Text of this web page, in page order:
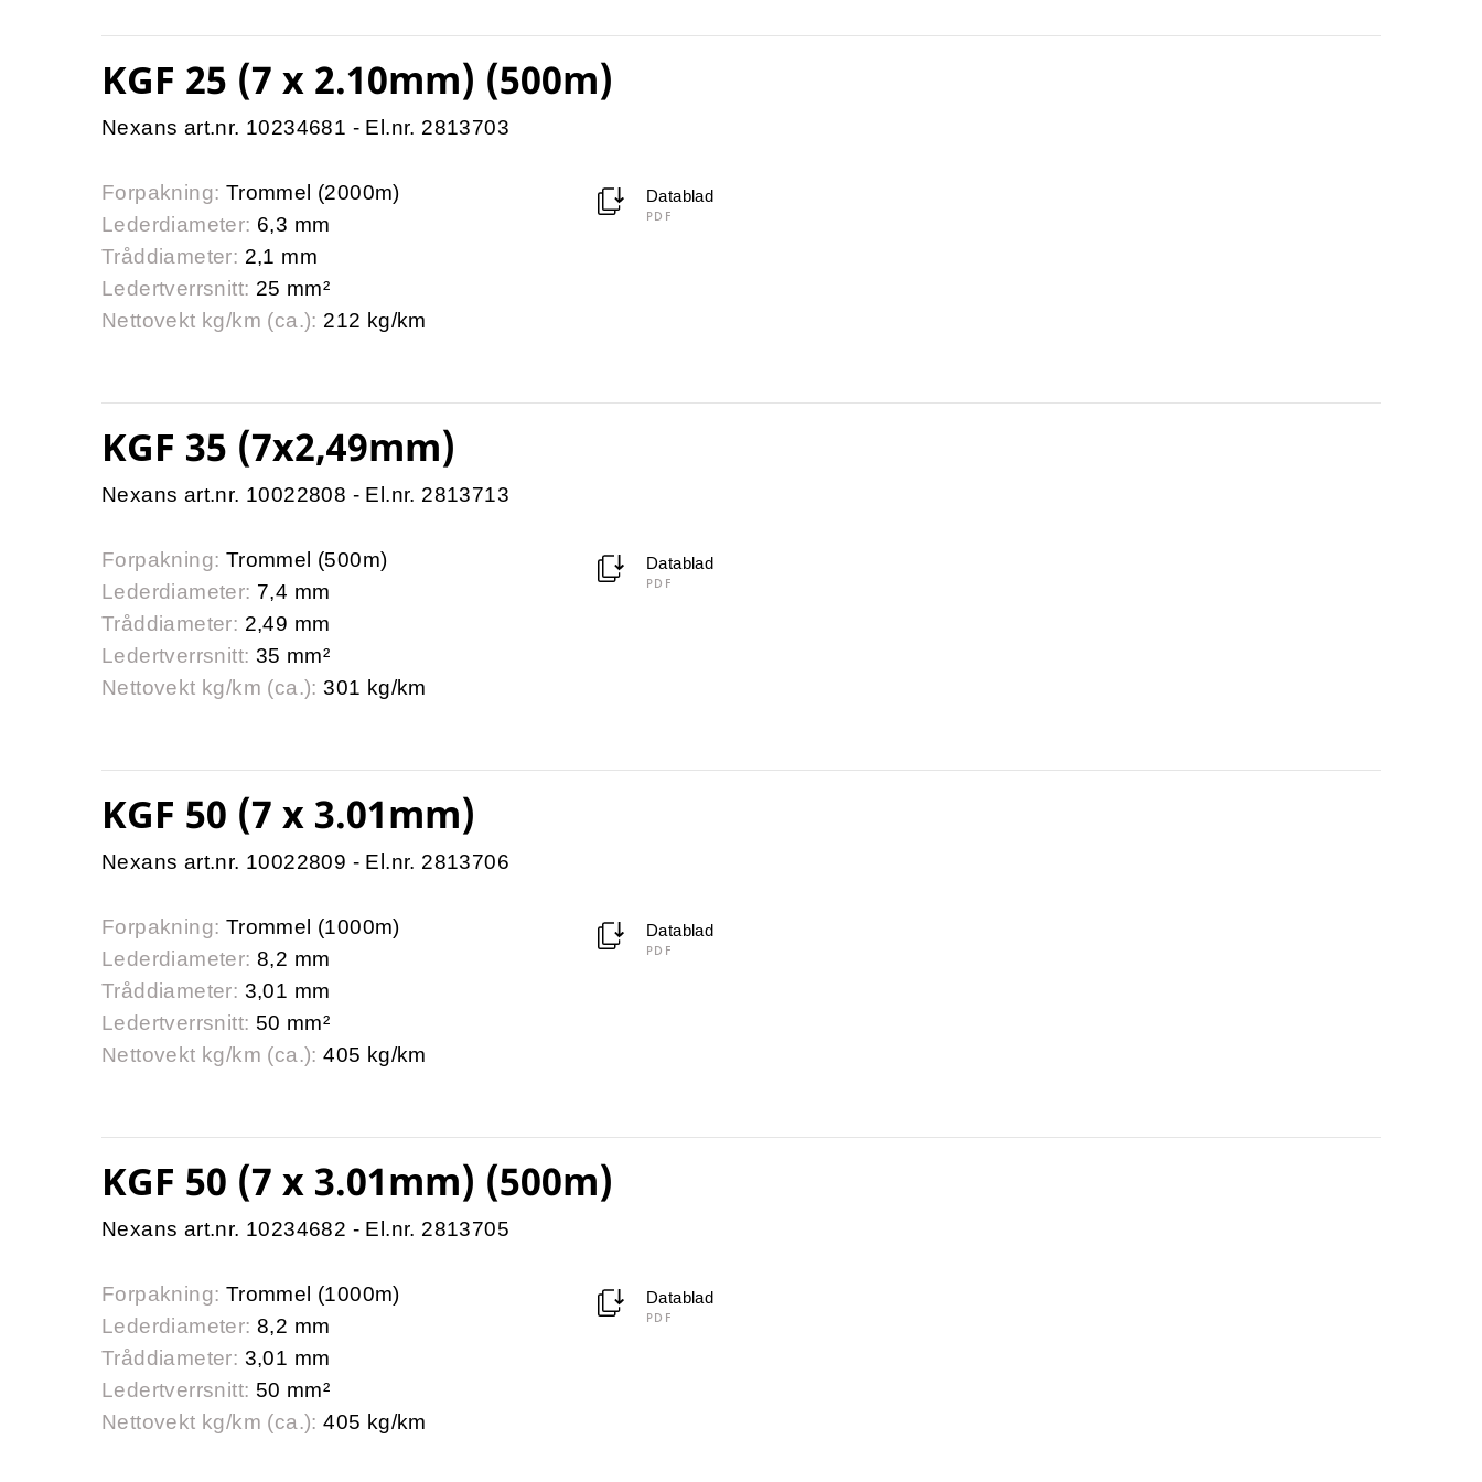
KGF 25 (7 x 2.10mm) (500m)
Nexans art.nr. 10234681 - El.nr. 2813703
Forpakning: Trommel (2000m)
Lederdiameter: 6,3 mm
Tråddiameter: 2,1 mm
Ledertverrsnitt: 25 mm²
Nettovekt kg/km (ca.): 212 kg/km
Datablad
PDF
KGF 35 (7x2,49mm)
Nexans art.nr. 10022808 - El.nr. 2813713
Forpakning: Trommel (500m)
Lederdiameter: 7,4 mm
Tråddiameter: 2,49 mm
Ledertverrsnitt: 35 mm²
Nettovekt kg/km (ca.): 301 kg/km
Datablad
PDF
KGF 50 (7 x 3.01mm)
Nexans art.nr. 10022809 - El.nr. 2813706
Forpakning: Trommel (1000m)
Lederdiameter: 8,2 mm
Tråddiameter: 3,01 mm
Ledertverrsnitt: 50 mm²
Nettovekt kg/km (ca.): 405 kg/km
Datablad
PDF
KGF 50 (7 x 3.01mm) (500m)
Nexans art.nr. 10234682 - El.nr. 2813705
Forpakning: Trommel (1000m)
Lederdiameter: 8,2 mm
Tråddiameter: 3,01 mm
Ledertverrsnitt: 50 mm²
Nettovekt kg/km (ca.): 405 kg/km
Datablad
PDF